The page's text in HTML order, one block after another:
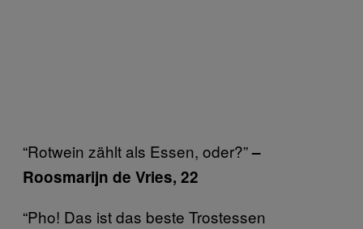
“Rotwein zählt als Essen, oder?”–
Roosmarijn de Vries, 22
“Pho! Das ist das beste Trostessen